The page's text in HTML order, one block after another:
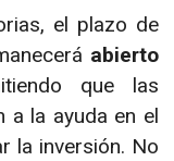
el plazo de
abierto
que las
a la ayuda en el
la inversión. No